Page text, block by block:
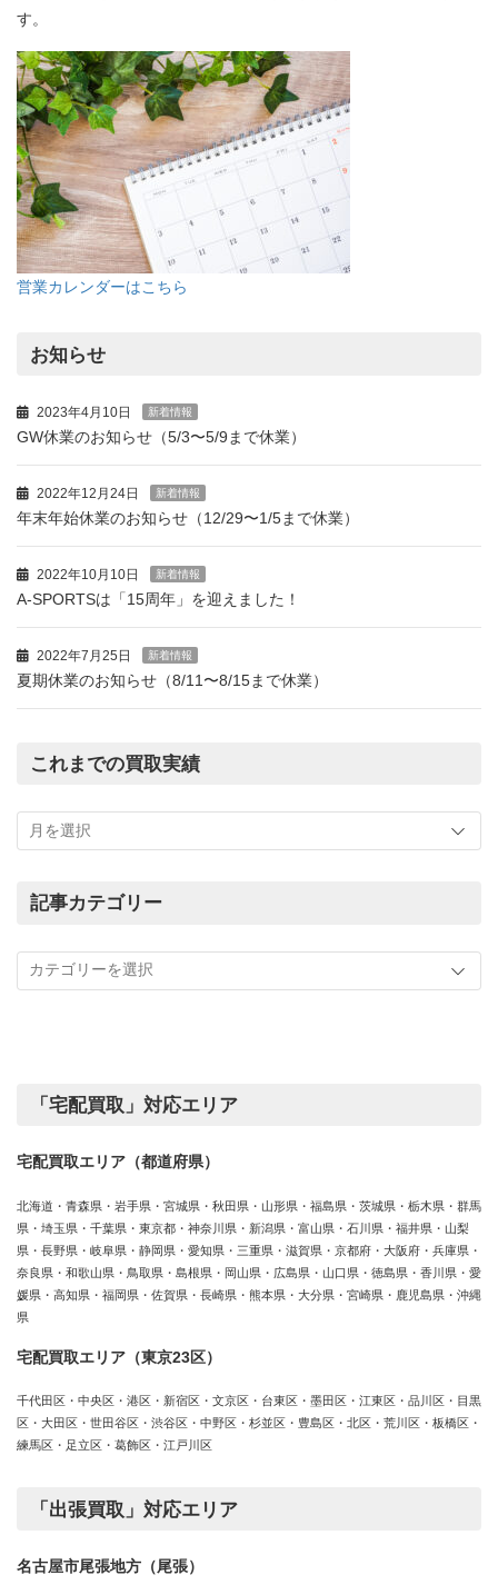
す。
営業カレンダーはこちら
お知らせ
2023年4月10日 新着情報
GW休業のお知らせ（5/3〜5/9まで休業）
2022年12月24日 新着情報
年末年始休業のお知らせ（12/29〜1/5まで休業）
2022年10月10日 新着情報
A-SPORTSは「15周年」を迎えました！
2022年7月25日 新着情報
夏期休業のお知らせ（8/11〜8/15まで休業）
これまでの買取実績
ま
の
績
記事カテゴリー
カ
「宅配買取」対応エリア
宅配買取エリア（都道府県）
北海道・青森県・岩手県・宮城県・秋田県・山形県・福島県・茨城県・栃木県・群馬
県・埼玉県・千葉県・東京都・神奈川県・新潟県・富山県・石川県・福井県・山梨
県・長野県・岐阜県・静岡県・愛知県・三重県・滋賀県・京都府・大阪府・兵庫県・
奈良県・和歌山県・鳥取県・島根県・岡山県・広島県・山口県・徳島県・香川県・愛
媛県・高知県・福岡県・佐賀県・長崎県・熊本県・大分県・宮崎県・鹿児島県・沖縄
県
宅配買取エリア（東京23区）
千代田区・中央区・港区・新宿区・文京区・台東区・墨田区・江東区・品川区・目黒
区・大田区・世田谷区・渋谷区・中野区・杉並区・豊島区・北区・荒川区・板橋区・
練馬区・足立区・葛飾区・江戸川区
「出張買取」対応エリア
名古屋市尾張地方（尾張）